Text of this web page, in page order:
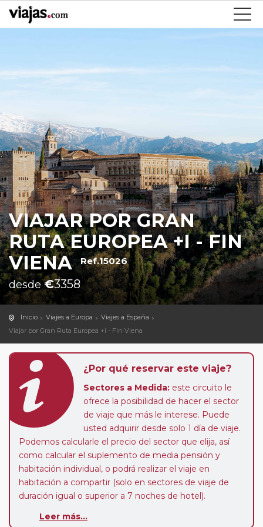
VIAJAR POR GRAN
RUTA EUROPEA +I - FIN
VIENA Ref.15026
desde€3358
Inicio Viajes a Europa
Viajes a España
Viajar por Gran Ruta Europea +i - Fin Viena
¿Por qué reservar este viaje?
Sectores a Medida: este circuito le
ofrece la posibilidad de hacer el sector
de viaje que más le interese. Puede
usted adquirir desde solo 1 día de viaje.
Podemos calcularle el precio del sector que elija, así
como calcular el suplemento de media pensión y
habitación individual, o podrá realizar el viaje en
habitación a compartir (solo en sectores de viaje de
duración igual o superior a 7 noches de hotel).
de que usted pueda programar una o más paradas en
Leer más...